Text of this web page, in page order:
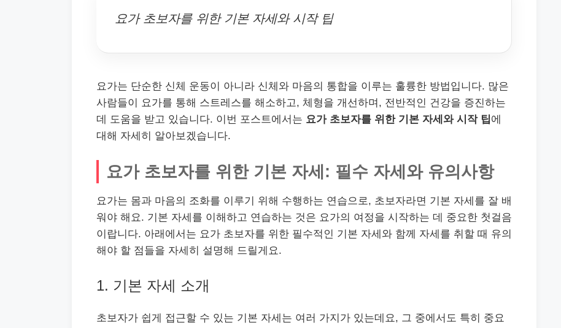
요가 초보자를 위한 기본 자세와 시작 팁
요가는 단순한 신체 운동이 아니라 신체와 마음의 통합을 이루는 훌륭한 방법입니다. 많은
사람들이 요가를 통해 스트레스를 해소하고, 체형을 개선하며, 전반적인 건강을 증진하는
데 도움을 받고 있습니다. 이번 포스트에서는 요가 초보자를 위한 기본 자세와 시작 팁에
대해 자세히 알아보겠습니다.
요가 초보자를 위한 기본 자세: 필수 자세와 유의사항
요가는 몸과 마음의 조화를 이루기 위해 수행하는 연습으로, 초보자라면 기본 자세를 잘 배
워야 해요. 기본 자세를 이해하고 연습하는 것은 요가의 여정을 시작하는 데 중요한 첫걸음
이랍니다. 아래에서는 요가 초보자를 위한 필수적인 기본 자세와 함께 자세를 취할 때 유의
해야 할 점들을 자세히 설명해 드릴게요.
1. 기본 자세 소개
초보자가 쉽게 접근할 수 있는 기본 자세는 여러 가지가 있는데요, 그 중에서도 특히 중요